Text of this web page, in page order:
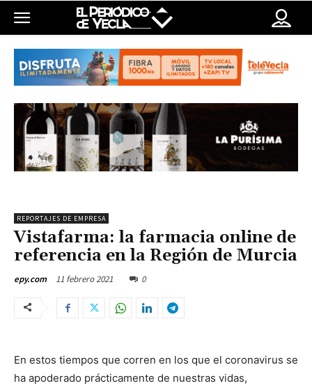
REPORTAJES DE EMPRESA
Vistafarma: la farmacia online de
referencia en la Región de Murcia
epy.com 11 febrero 2021 0
En estos tiempos que corren en los que el coronavirus se
ha apoderado prácticamente de nuestras vidas,